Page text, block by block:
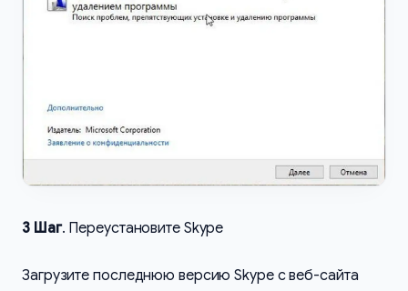
3 Шаг. Переустановите Skype
Загрузите последнюю версию Skype с веб-сайта